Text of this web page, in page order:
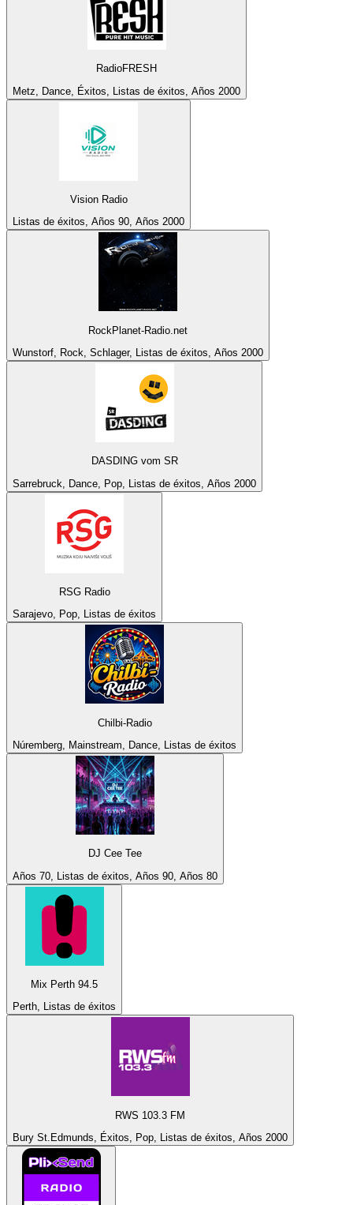
RadioFRESH
Metz, Dance, Éxitos, Listas de éxitos, Años 2000
Vision Radio
Listas de éxitos, Años 90, Años 2000
RockPlanet-Radio.net
Wunstorf, Rock, Schlager, Listas de éxitos, Años 2000
DASDING vom SR
Sarrebruck, Dance, Pop, Listas de éxitos, Años 2000
RSG Radio
Sarajevo, Pop, Listas de éxitos
Chilbi-Radio
Núremberg, Mainstream, Dance, Listas de éxitos
DJ Cee Tee
Años 70, Listas de éxitos, Años 90, Años 80
Mix Perth 94.5
Perth, Listas de éxitos
RWS 103.3 FM
Bury St.Edmunds, Éxitos, Pop, Listas de éxitos, Años 2000